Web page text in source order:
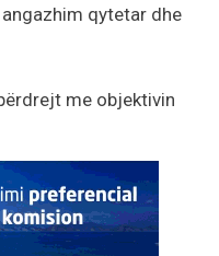
qytetar dhe
me objektivin